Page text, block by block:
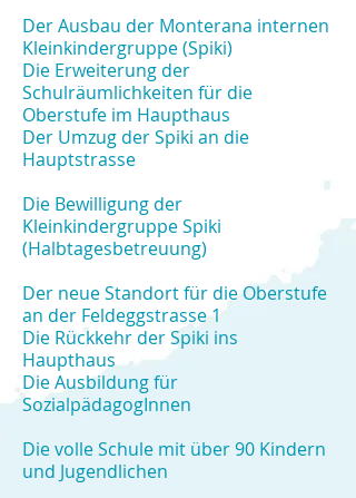
Der Ausbau der Monterana internen
Kleinkindergruppe(Spiki)
Die Erweiterung der
Schulräumlichkeiten für die
Oberstufe im Haupthaus
Der Umzug der Spiki an die
Hauptstrasse
Die Bewilligung der
Kleinkindergruppe Spiki
(Halbtagesbetreuung)
Der neue Standort für die Oberstufe
an der Feldeggstrasse 1
Die Rückkehr der Spiki ins
Haupthaus
Die Ausbildung für
SozialpädagogInnen
Die volle Schule mit über 90 Kindern
und Jugendlichen